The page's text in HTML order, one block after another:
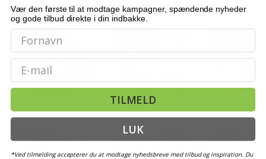
OFTE KØBT SAMMEN MED
POPULÆR
isterningmaskine - 9
terninger på 6 min.,
Vetoquinol Dronspot
ormekur spot-on til kat
- 2,5-5 kg, 2×0,7 ml
solcelledrevne
3 m - grå, med
Vær den første til at modtage kampagner, spændende nyheder
og gode tilbud direkte i din indbakke.
Email
TILMELD
LUK
*Ved tilmelding accepterer du at modtage nyhedsbreve med tilbud og inspiration. Du